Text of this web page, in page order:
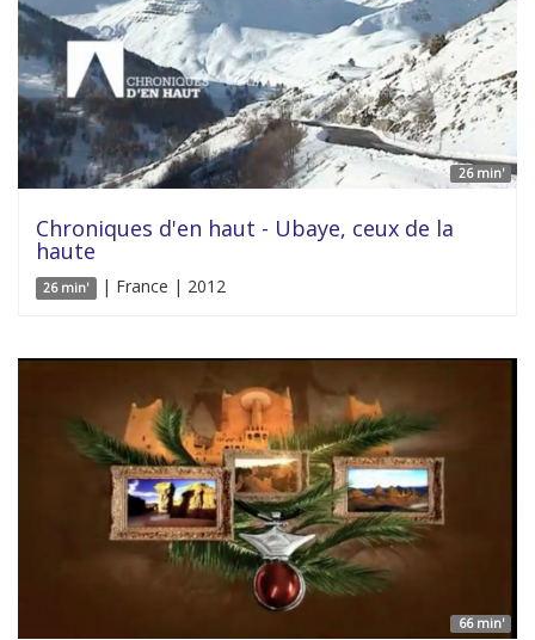
26 min'
Chroniques d'en haut - Ubaye, ceux de la
haute
26 min' | France | 2012
66 min'